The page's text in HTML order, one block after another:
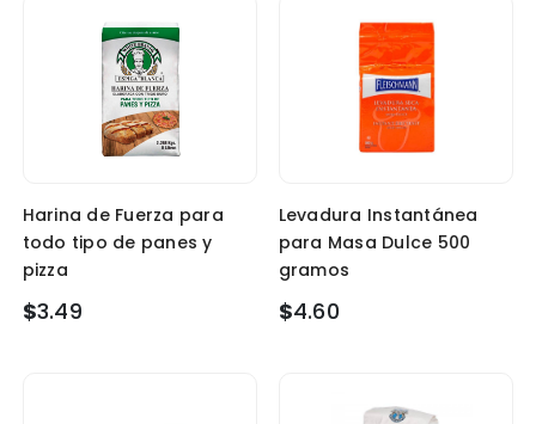
Harina de Fuerza para
todo tipo de panes y
pizza
$3.49
Levadura Instantánea
para Masa Dulce 500
gramos
$4.60